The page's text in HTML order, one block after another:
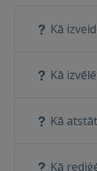
Kā
Kā
Kā
Kā